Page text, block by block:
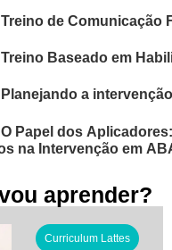
de Comunicação
Baseado em
Planejando a intervenção
O Papel dos
na Intervenção em
aprender?
Curriculum Lattes